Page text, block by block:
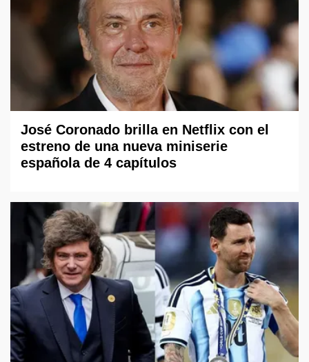
José Coronado brilla en Netflix con el
estreno de una nueva miniserie
española de 4 capítulos